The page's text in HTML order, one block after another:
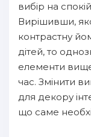
вибір на
Вирішивши,
контрастну
дітей, то
елементи
час. Змінити
для декору
що саме